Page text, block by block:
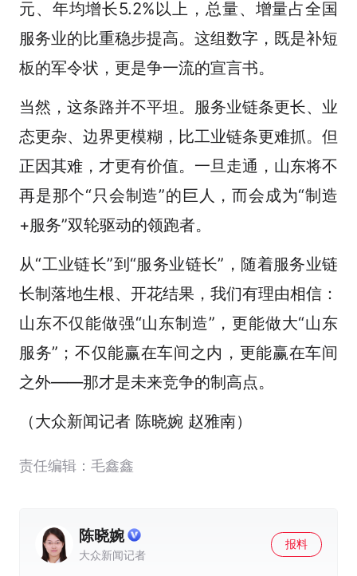
元、年均增长5.2%以上，总量、增量占全国
服务业的比重稳步提高。这组数字，既是补短
板的军令状，更是争一流的宣言书。
当然，这条路并不平坦。服务业链条更长、业
态更杂、边界更模糊，比工业链条更难抓。但
正因其难，才更有价值。一旦走通，山东将不
再是那个“只会制造”的巨人，而会成为“制造
+服务”双轮驱动的领跑者。
从“工业链长”到“服务业链长”，随着服务业链
长制落地生根、开花结果，我们有理由相信：
山东不仅能做强“山东制造”，更能做大“山东
服务”；不仅能赢在车间之内，更能赢在车间
之外——那才是未来竞争的制高点。
（大众新闻记者 陈晓婉 赵雅南）
责任编辑：毛鑫鑫
陈晓婉
大众新闻记者
报料